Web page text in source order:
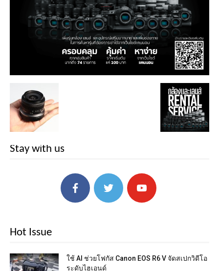
Stay with us
Hot Issue
ใช้ AI ช่วยโฟกัส Canon EOS R6 V จัดสเปกวิดีโอ
ระดับไฮเอนด์